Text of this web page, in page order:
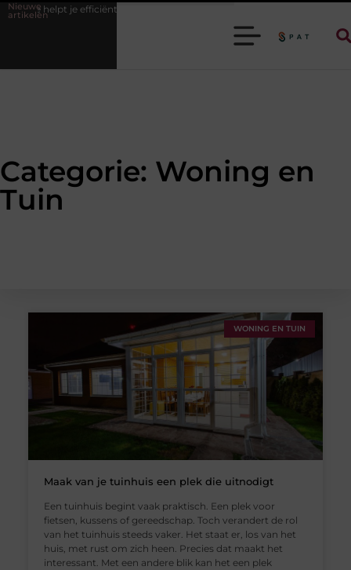
Nieuwe
artikelen
efficiënter werken
Categorie: Woning en
Tuin
WONING EN TUIN
Maak van je tuinhuis een plek die uitnodigt
Een tuinhuis begint vaak praktisch. Een plek voor
fietsen, kussens of gereedschap. Toch verandert de rol
van het tuinhuis steeds vaker. Het staat er, los van het
huis, met rust om zich heen. Precies dat maakt het
interessant. Met een andere blik kan het een plek